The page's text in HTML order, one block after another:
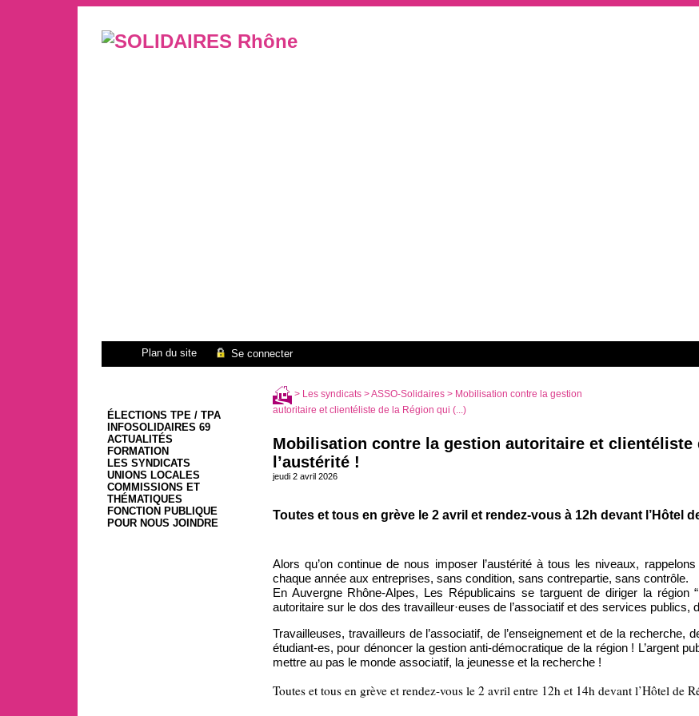
Plan du site Se connecter
ÉLECTIONS TPE / TPA
INFOSOLIDAIRES 69
ACTUALITÉS
FORMATION
LES SYNDICATS
UNIONS LOCALES
COMMISSIONS ET
THÉMATIQUES
FONCTION PUBLIQUE
POUR NOUS JOINDRE
> Les syndicats>ASSO-Solidaires> Mobilisation contre la gestion
autoritaire et clientéliste de la Région qui (...)
Mobilisation contre la gestion autoritaire et clientéliste
l’austérité !
jeudi 2 avril 2026
Toutes et tous en grève le 2 avril et rendez-vous à 12h devant l’Hôtel
Alors qu’on continue de nous imposer l’austérité à tous les niveaux,
chaque année aux entreprises, sans condition, sans contrepartie, sans contrôle.
En Auvergne Rhône-Alpes, Les Républicains se targuent de diriger la région
autoritaire sur le dos des travailleur·euses de l’associatif et des services publics,
Travailleuses, travailleurs de l’associatif, de l’enseignement et de la recherche,
étudiant-es, pour dénoncer la gestion anti-démocratique de la région ! L’argent
mettre au pas le monde associatif, la jeunesse et la recherche !
Toutes et tous en grève et rendez-vous le 2 avril entre 12h et 14h devant l’Hôtel de